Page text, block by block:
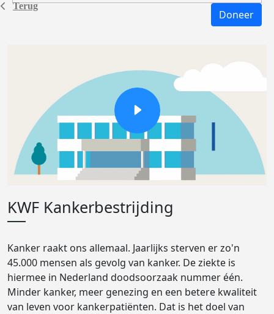
Terug
Doneer
KWF Kankerbestrijding
Kanker raakt ons allemaal. Jaarlijks sterven er zo'n
45.000 mensen als gevolg van kanker. De ziekte is
hiermee in Nederland doodsoorzaak nummer één.
Minder kanker, meer genezing en een betere kwaliteit
van leven voor kankerpatiënten. Dat is het doel van